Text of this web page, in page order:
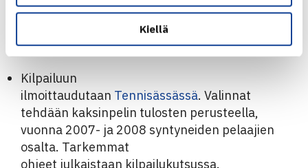
Kiellä
17.-19.6. 14-vuotiaiden valintakilpailu, 3. Cinia JGP 10v,
12v, 14v, 16v (Hanko)
Kilpailuun
ilmoittaudutaan Tennisässässä. Valinnat
tehdään kaksinpelin tulosten perusteella,
vuonna 2007- ja 2008 syntyneiden pelaajien
osalta. Tarkemmat
ohjeet julkaistaan kilpailukutsussa.